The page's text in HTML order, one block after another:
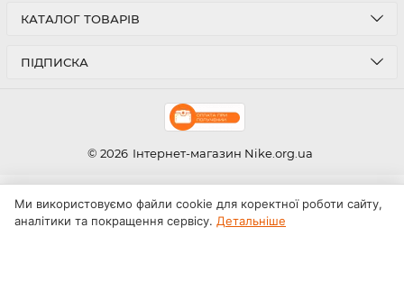
КАТАЛОГ ТОВАРІВ
ПІДПИСКА
© 2026 Інтернет-магазин Nike.org.ua
Ми використовуємо файли cookie для коректної роботи сайту,
аналітики та покращення сервісу. Детальніше